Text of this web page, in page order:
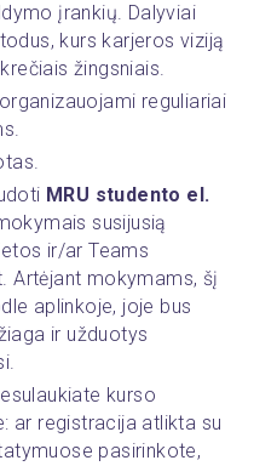
įrankių. Dalyviai
kurs karjeros viziją
žingsniais.
reguliariai
MRU studento el.
susijusią
ir/ar Teams
Artėjant mokymams, šį
aplinkoje, joje bus
ir užduotys
kurso
ar registracija atlikta su
pasirinkote,